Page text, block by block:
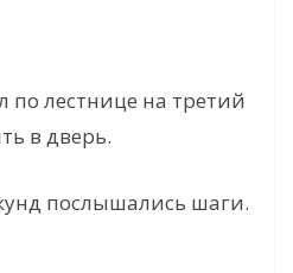
по лестнице на третий
в дверь.
послышались шаги.